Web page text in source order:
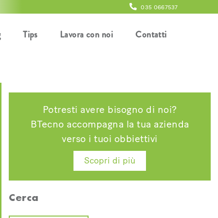
035 0667537
Tips Lavora con noi Contatti
Potresti avere bisogno di noi?
BTecno accompagna la tua azienda
verso i tuoi obbiettivi
Scopri di più
Cerca